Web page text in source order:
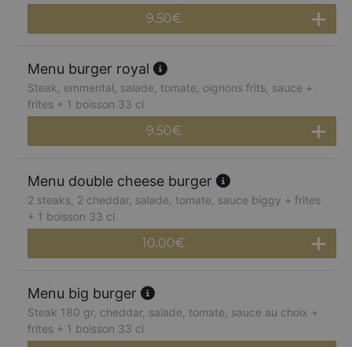
9.50€
Menu burger royal
Steak, emmental, salade, tomate, oignons frits, sauce +
frites + 1 boisson 33 cl
9.50€
Menu double cheese burger
2 steaks, 2 cheddar, salade, tomate, sauce biggy + frites
+ 1 boisson 33 cl
10.00€
Menu big burger
Steak 180 gr, cheddar, salade, tomate, sauce au choix +
frites + 1 boisson 33 cl